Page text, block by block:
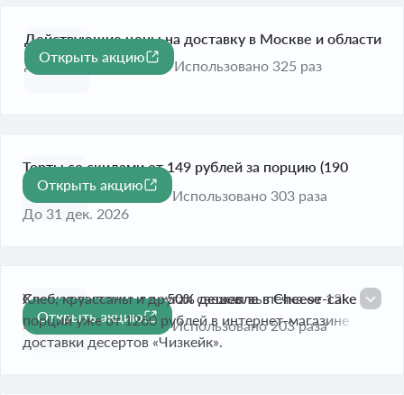
Действующие цены на доставку в Москве и области
До 31 дек. 2026
Открыть акцию
Использовано 325 раз
Торты со скидами от 149 рублей за порцию (190
грамм)
До 31 дек. 2026
Открыть акцию
Использовано 303 раза
-50%
Свежая выпечка до −50% дешевле в Cheese-cake
Истекает завтра
Хлеб, круассаны и другая свежая выпечка от 12
порций уже от 1260 рублей в интернет-магазине
доставки десертов «Чизкейк».
Открыть акцию
Использовано 203 раза